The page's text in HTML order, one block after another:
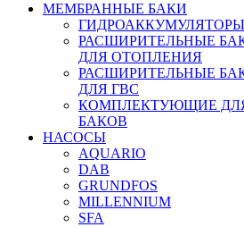
МЕМБРАННЫЕ БАКИ
ГИДРОАККУМУЛЯТОРЫ
РАСШИРИТЕЛЬНЫЕ
ДЛЯ ОТОПЛЕНИЯ
РАСШИРИТЕЛЬНЫЕ
ДЛЯ ГВС
КОМПЛЕКТУЮЩИЕ
БАКОВ
НАСОСЫ
AQUARIO
DAB
GRUNDFOS
MILLENNIUM
SFA